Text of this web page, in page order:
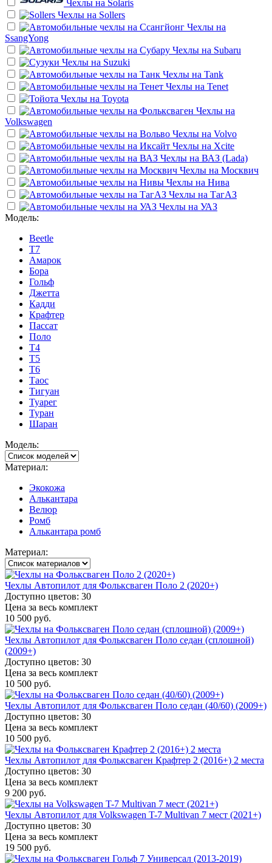
Чехлы на Solaris
Чехлы на Sollers
Чехлы на
SsangYong
Чехлы на Subaru
Чехлы на Suzuki
Чехлы на Tank
Чехлы на Tenet
Чехлы на Toyota
Чехлы на
Volkswagen
Чехлы на Volvo
Чехлы на Xcite
Чехлы на ВАЗ (Lada)
Чехлы на Москвич
Чехлы на Нива
Чехлы на ТагАЗ
Чехлы на УАЗ
Модель:
Beetle
T7
Амарок
Бора
Гольф
Джетта
Кадди
Крафтер
Пассат
Поло
Т4
Т5
Т6
Таос
Тигуан
Туарег
Туран
Шаран
Модель:
Материал:
Экокожа
Алькантара
Велюр
Ромб
Алькантара ромб
Материал:
Чехлы Автопилот для Фольксваген Поло 2 (2020+)
Доступно цветов: 30
Цена за весь комплект
10 500 руб.
Чехлы Автопилот для Фольксваген Поло седан (сплошной)
(2009+)
Доступно цветов: 30
Цена за весь комплект
10 500 руб.
Чехлы Автопилот для Фольксваген Поло седан (40/60) (2009+)
Доступно цветов: 30
Цена за весь комплект
10 500 руб.
Чехлы Автопилот для Фольксваген Крафтер 2 (2016+) 2 места
Доступно цветов: 30
Цена за весь комплект
9 200 руб.
Чехлы Автопилот для Volkswagen T-7 Multivan 7 мест (2021+)
Доступно цветов: 30
Цена за весь комплект
19 500 руб.